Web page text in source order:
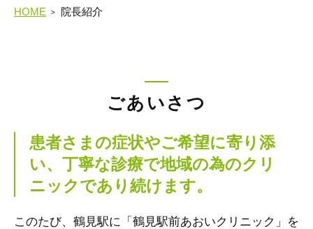
HOME 院長紹介
ごあいさつ
患者さまの症状やご希望に寄り添
い、丁寧な診療で地域の為のクリ
ニックであり続けます。
このたび、鶴見駅に「鶴見駅前あおいクリニック」を